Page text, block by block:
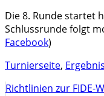
Die 8. Runde startet
Schlussrunde folgt
Facebook)
Turnierseite,
Richtlinien zur FIDE-